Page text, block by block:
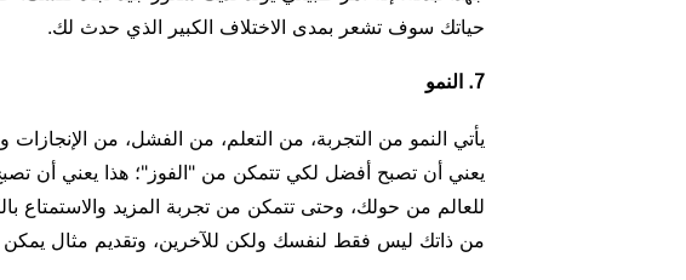
حياتك سوف تشعر بمدى الاختلاف الكبير الذي حدث لك.
7. النمو
يأتي النمو من التجربة، من التعلم، من الفشل، من الإنجازات
يعني أن تصبح أفضل لكي تتمكن من "الفوز"؛ هذا يعني أن
للعالم من حولك، وحتى تتمكن من تجربة المزيد والاستمتاع
من ذاتك ليس فقط لنفسك ولكن للآخرين، وتقديم مثال يمكن